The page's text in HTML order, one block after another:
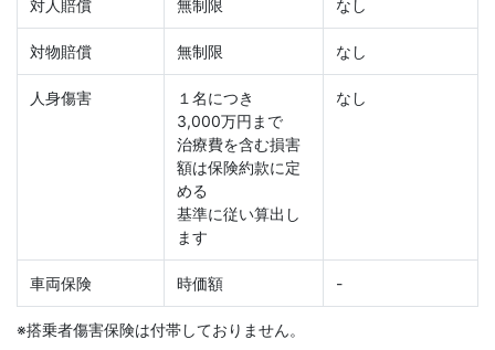
対人賠償 無制限 なし
対物賠償 無制限 なし
人身傷害
１名につき
3,000万円まで
治療費を含む損害
額は保険約款に定
める
基準に従い算出し
ます
なし
車両保険 時価額 -
※搭乗者傷害保険は付帯しておりません。